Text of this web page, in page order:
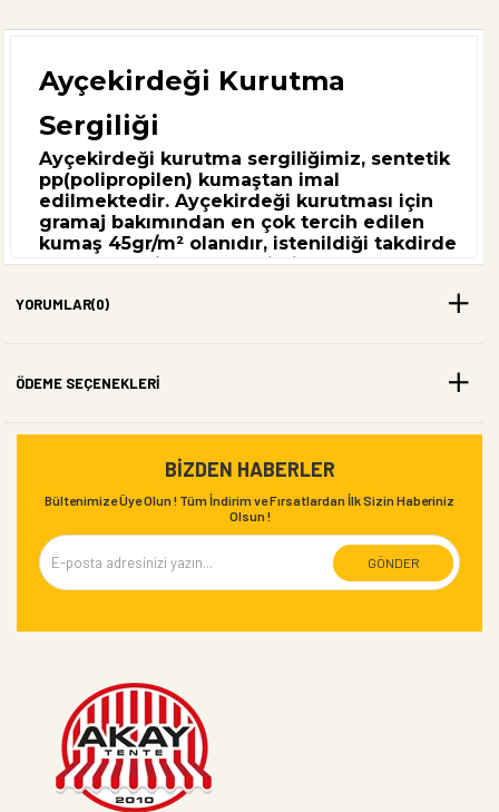
Ayçekirdeği Kurutma
Sergiliği
Ayçekirdeği kurutma sergiliğimiz, sentetik
pp(polipropilen) kumaştan imal
edilmektedir. Ayçekirdeği kurutması için
gramaj bakımından en çok tercih edilen
kumaş 45gr/m² olanıdır, istenildiği takdirde
farklı gramajlardan üretimi yapılmaktadır,
ölçüleri bakımından; en olarak 2m ve
ebatlar; 8x20,8x25,10x20, 15x8 50x20 50x30
Daha detaylı bilgi için iletişim bölümünden
irtibata geçebilirsiniz.
YORUMLAR(0)
ÖDEME SEÇENEKLERI
BIZDEN HABERLER
Bültenimize Üye Olun ! Tüm İndirim ve Fırsatlardan İlk Sizin Haberiniz
Olsun !
GÖNDER